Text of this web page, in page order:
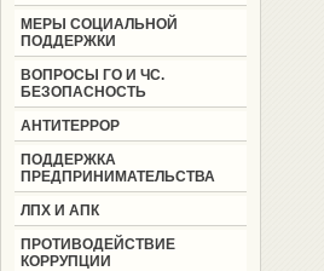
МЕРЫ СОЦИАЛЬНОЙ
ПОДДЕРЖКИ
ВОПРОСЫ ГО И ЧС.
БЕЗОПАСНОСТЬ
АНТИТЕРРОР
ПОДДЕРЖКА
ПРЕДПРИНИМАТЕЛЬСТВА
ЛПХ И АПК
ПРОТИВОДЕЙСТВИЕ
КОРРУПЦИИ